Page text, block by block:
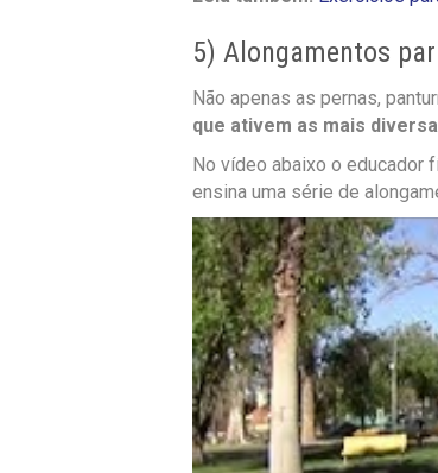
5) Alongamentos
Não apenas as pernas,
que ativem as mais
No vídeo abaixo o educador
ensina uma série de